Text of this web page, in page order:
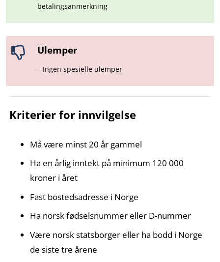
betalingsanmerkning
Ulemper
– Ingen spesielle ulemper
Kriterier for innvilgelse
Må være minst 20 år gammel
Ha en årlig inntekt på minimum 120 000
kroner i året
Fast bostedsadresse i Norge
Ha norsk fødselsnummer eller D-nummer
Være norsk statsborger eller ha bodd i Norge
de siste tre årene